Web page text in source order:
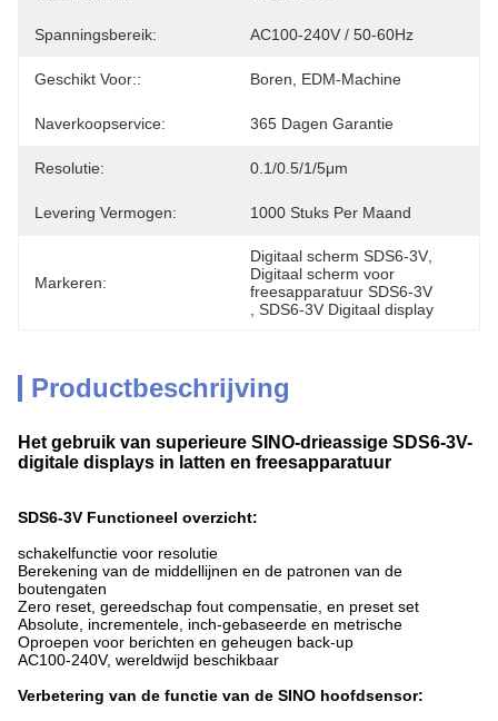
Spanningsbereik: AC100-240V / 50-60Hz
Geschikt Voor:: Boren, EDM-Machine
Naverkoopservice: 365 Dagen Garantie
Resolutie: 0.1/0.5/1/5μm
Levering Vermogen: 1000 Stuks Per Maand
Markeren:
Digitaal scherm SDS6-3V
Digitaal scherm voor
freesapparatuur SDS6-3V
SDS6-3V Digitaal display
Productbeschrijving
Het gebruik van superieure SINO-drieassige SDS6-3V-
digitale displays in latten en freesapparatuur
SDS6-3V Functioneel overzicht:
schakelfunctie voor resolutie
Berekening van de middellijnen en de patronen van de
boutengaten
Zero reset, gereedschap fout compensatie, en preset set
Absolute, incrementele, inch-gebaseerde en metrische
Oproepen voor berichten en geheugen back-up
AC100-240V, wereldwijd beschikbaar
Verbetering van de functie van de SINO hoofdsensor: